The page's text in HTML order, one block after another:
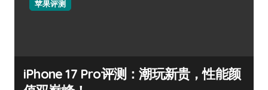
苹果评测
iPhone 17 Pro评测：潮玩新贵，性能颜